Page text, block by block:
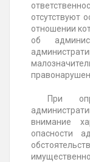
отсутствуют
отношении
об
При
внимание
опасности